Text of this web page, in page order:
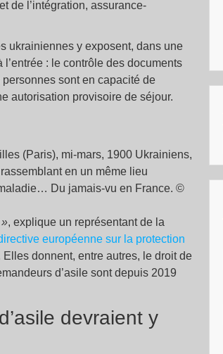
de l’intégration, assurance-
ukrainiennes y exposent, dans une
: le contrôle des documents
personnes sont en capacité de
autorisation provisoire de séjour.
(Paris), mi-mars, 1900 Ukrainiens,
en un même lieu
Du jamais-vu en France. ©
, explique un représentant de la
européenne sur la protection
donnent, entre autres, le droit de
d’asile sont depuis 2019
devraient y